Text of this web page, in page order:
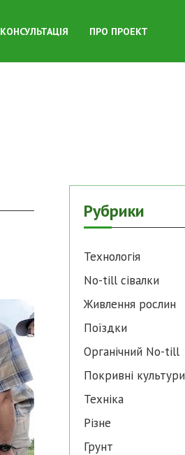
КОНСУЛЬТАЦІЯ ПРО ПРОЕКТ
Рубрики
Технологія
No-till cівалки
Живлення рослин
Поїздки
Органічний No-till
Покривні культури
Техніка
Різне
Грунт